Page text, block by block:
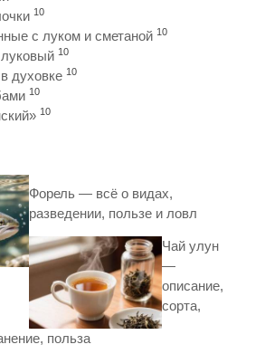
10
с луком и сметаной 10
10
духовке 10
10
10
Форель — всё о видах,
разведении, пользе и ловл
Чай улун
—
описание,
сорта,
польза